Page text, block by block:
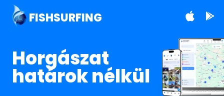
FISHSURFING
Horgászat
határok nélkül